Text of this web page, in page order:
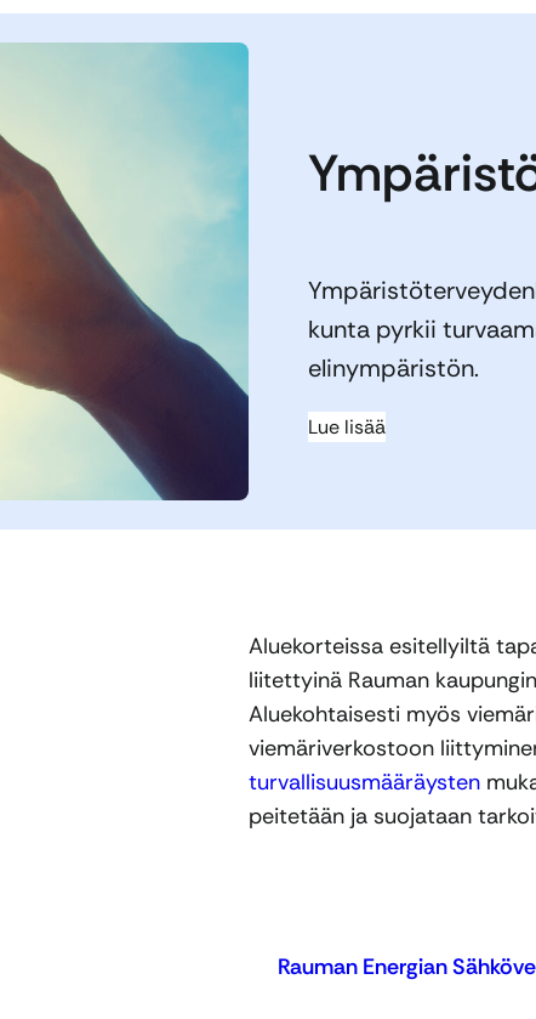
kunta pyrkii
elinympäristön.
Lue lisää
Aluekorteissa esitellyiltä
liitettyinä Rauman
Aluekohtaisesti myös
viemäriverkostoon
turvallisuusmääräysten
peitetään ja suojataan
Rauman Energian